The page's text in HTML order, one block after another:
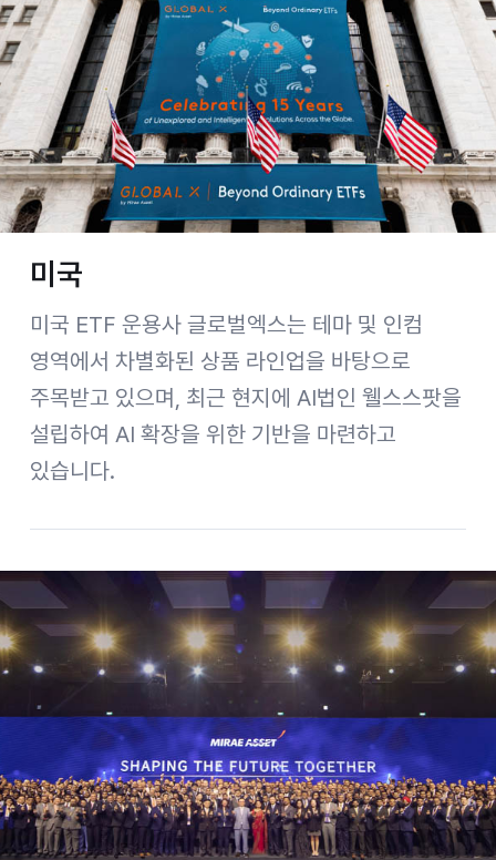
미국
미국 ETF 운용사 글로벌엑스는 테마 및 인컴
영역에서 차별화된 상품 라인업을 바탕으로
주목받고 있으며, 최근 현지에 AI법인 웰스스팟을
설립하여 AI 확장을 위한 기반을 마련하고
있습니다.